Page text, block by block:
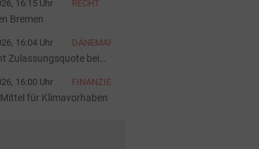
16:15 Uhr RECHT
Bremen
16:04 Uhr DÄNEMARK
Zulassungsquote bei
16:00 Uhr FINANZIERUNG
für Klimavorhaben